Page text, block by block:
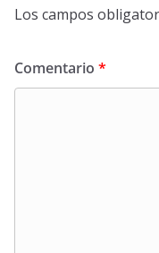
Los campos
Comentario *